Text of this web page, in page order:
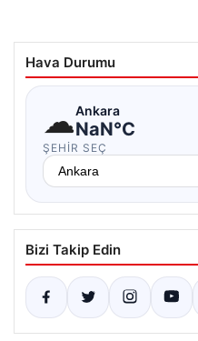
Hava Durumu
☁Ankara
NaN°C
ŞEHIR SEÇ
Bizi Takip Edin